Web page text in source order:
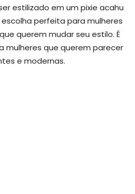
estilizado em um pixie acahu
perfeita para mulheres
querem mudar seu estilo. É
mulheres que querem parecer
e modernas.